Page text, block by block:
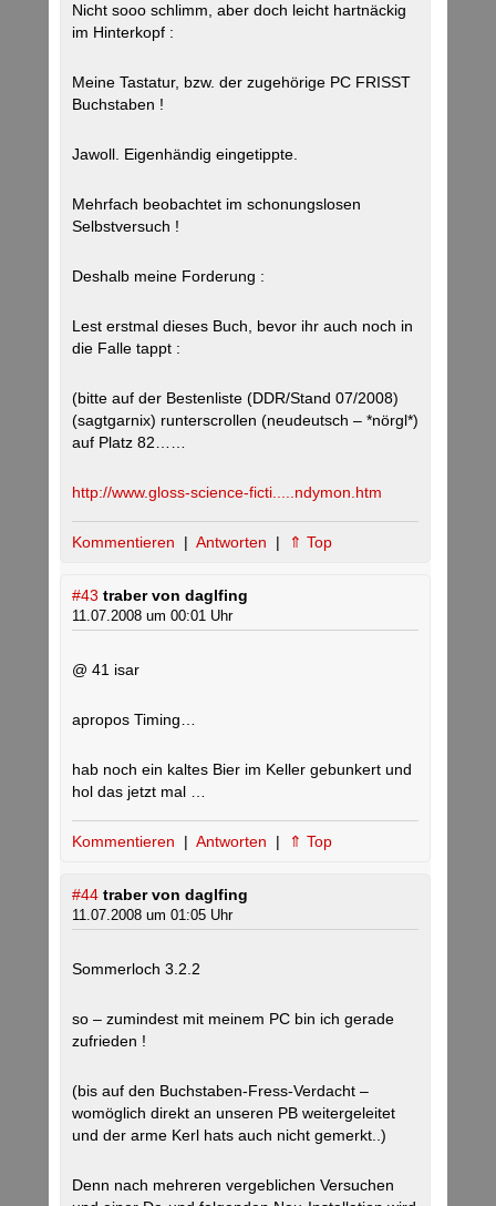
Nicht sooo schlimm, aber doch leicht hartnäckig
im Hinterkopf :
Meine Tastatur, bzw. der zugehörige PC FRISST
Buchstaben !
Jawoll. Eigenhändig eingetippte.
Mehrfach beobachtet im schonungslosen
Selbstversuch !
Deshalb meine Forderung :
Lest erstmal dieses Buch, bevor ihr auch noch in
die Falle tappt :
(bitte auf der Bestenliste (DDR/Stand 07/2008)
(sagtgarnix) runterscrollen (neudeutsch – *nörgl*)
auf Platz 82……
http://www.gloss-science-ficti.....ndymon.htm
Kommentieren | Antworten | ⇑ Top
#43 traber von daglfing
11.07.2008 um 00:01 Uhr
@ 41 isar
apropos Timing…
hab noch ein kaltes Bier im Keller gebunkert und
hol das jetzt mal …
Kommentieren | Antworten | ⇑ Top
#44 traber von daglfing
11.07.2008 um 01:05 Uhr
Sommerloch 3.2.2
so – zumindest mit meinem PC bin ich gerade
zufrieden !
(bis auf den Buchstaben-Fress-Verdacht –
womöglich direkt an unseren PB weitergeleitet
und der arme Kerl hats auch nicht gemerkt..)
Denn nach mehreren vergeblichen Versuchen